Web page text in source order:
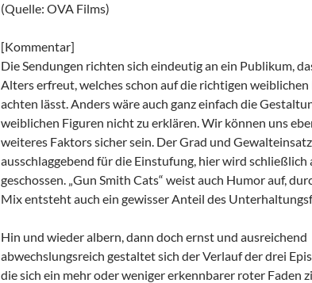
(Quelle: OVA Films)
[Kommentar]
Die Sendungen richten sich eindeutig an ein Publikum,
Alters erfreut, welches schon auf die richtigen
achten lässt. Anders wäre auch ganz einfach die
weiblichen Figuren nicht zu erklären. Wir können uns
weiteres Faktors sicher sein. Der Grad und
ausschlaggebend für die Einstufung, hier wird schließlich
geschossen. „Gun Smith Cats“ weist auch Humor auf,
Mix entsteht auch ein gewisser Anteil des
Hin und wieder albern, dann doch ernst und ausreichend
abwechslungsreich gestaltet sich der Verlauf der drei
die sich ein mehr oder weniger erkennbarer roter Faden